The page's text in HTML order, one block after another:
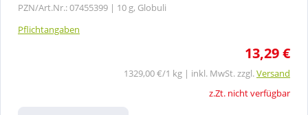
PZN/Art.Nr.: 07455399 | 10 g, Globuli
Pflichtangaben
13,29 €
1329,00 €/1 kg | inkl. MwSt. zzgl.Versand
z.Zt. nicht verfügbar